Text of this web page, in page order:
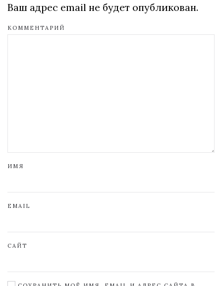
Ваш адрес email не будет опубликован.
КОММЕНТАРИЙ
ИМЯ
EMAIL
САЙТ